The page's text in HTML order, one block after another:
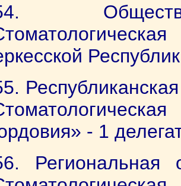
- 1
Региональная